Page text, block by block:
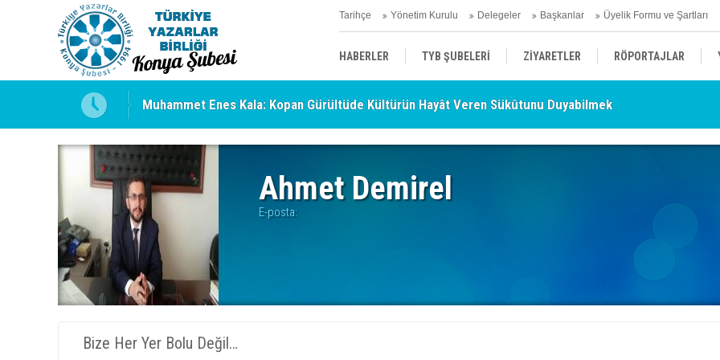
Tarihçe Yönetim Kurulu Delegeler Başkanlar Üyelik Formu ve Şartları
HABERLER TYB ŞUBELERİ ZİYARETLER RÖPORTAJLAR
ÜYELERİMİZDEN HABERLER KENDİNİ ARAYAN ŞEHİR
Muhammet Enes Kala: Kopan Gürültüde Kültürün Hayât Veren Sükûtunu Duyabilmek
Erzincan’da Kültür ve Edebiyat Zirvesi - Nurettin Topçu Sokağı Açılışı
Ahmet Demirel
E-posta:
Bize Her Yer Bolu Değil…